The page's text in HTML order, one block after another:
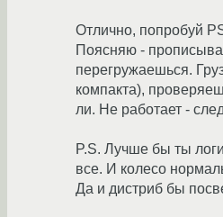
Отлично, попробуй
Поясняю -
перегружаешься.
компакта),
ли. Не работает -
P.S. Лучше бы ты
все. И колесо
Да и дистриб бы